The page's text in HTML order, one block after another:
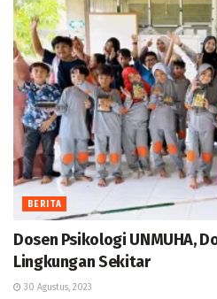
BERITA
Dosen Psikologi UNMUHA,
Lingkungan Sekitar
30 Agustus, 2023